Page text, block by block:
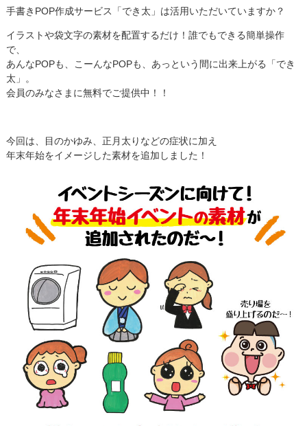
手書きPOP作成サービス「でき太」は活用いただいていますか？
イラストや袋文字の素材を配置するだけ！誰でもできる簡単操作
で、
あんなPOPも、こーんなPOPも、あっという間に出来上がる
「でき
太」
。
会員のみなさまに無料でご提供中！！
今回は、目のかゆみ、正月太りなどの症状に加え
年末年始をイメージした素材を追加しました！